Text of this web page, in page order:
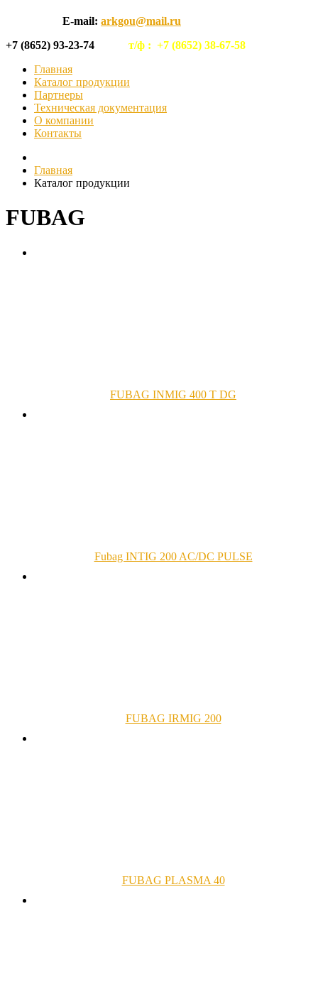
E-mail: arkgou@mail.ru
+7 (8652) 93-23-74 т/ф : +7 (8652) 38-67-58
Главная
Каталог продукции
Партнеры
Техническая документация
О компании
Контакты
Главная
Каталог продукции
FUBAG
FUBAG INMIG 400 T DG
Fubag INTIG 200 AC/DC PULSE
FUBAG IRMIG 200
FUBAG PLASMA 40